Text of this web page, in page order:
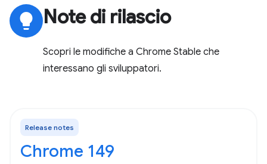
lightbulb Note di rilascio
Scopri le modifiche a Chrome Stable che
interessano gli sviluppatori.
Release notes
Chrome 149